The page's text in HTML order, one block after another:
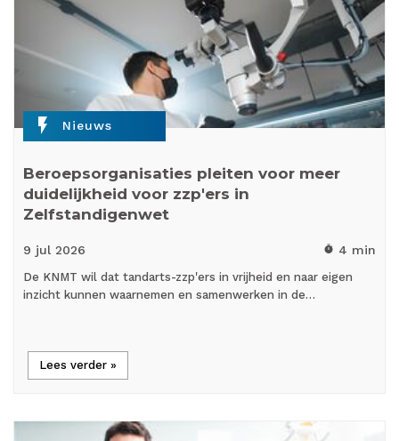
flash_on Nieuws
Beroepsorganisaties pleiten voor meer
duidelijkheid voor zzp'ers in
Zelfstandigenwet
9 jul 2026 timer 4 min
De KNMT wil dat tandarts-zzp'ers in vrijheid en naar eigen
inzicht kunnen waarnemen en samenwerken in de…
Lees verder »